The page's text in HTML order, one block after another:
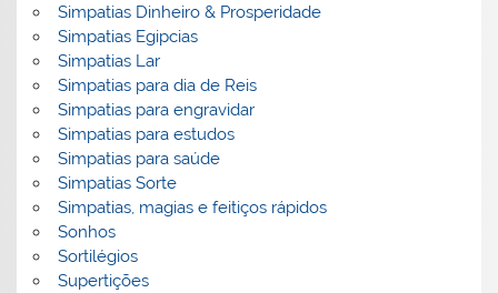
Simpatias Dinheiro & Prosperidade
Simpatias Egipcias
Simpatias Lar
Simpatias para dia de Reis
Simpatias para engravidar
Simpatias para estudos
Simpatias para saúde
Simpatias Sorte
Simpatias, magias e feitiços rápidos
Sonhos
Sortilégios
Supertições